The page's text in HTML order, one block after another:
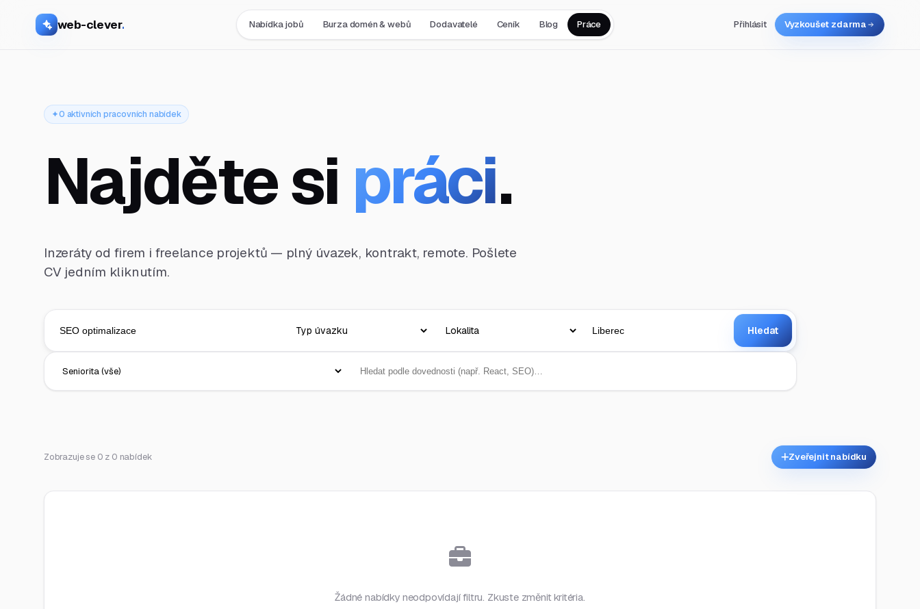
web-clever. Nabídka jobů Burza domén & webů Dodavatelé Ceník Blog Práce Přihlásit Vyzkoušet zdarma
0 aktivních pracovních nabídek
Najděte si práci.
Inzeráty od firem i freelance projektů — plný úvazek, kontrakt, remote. Pošlete
CV jedním kliknutím.
Hledat
Zobrazuje se 0 z 0 nabídek Zveřejnit nabídku
Žádné nabídky neodpovídají filtru. Zkuste změnit kritéria.